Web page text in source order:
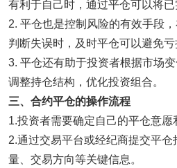
有利于自己时，通过平仓可以将已
2. 平仓也是控制风险的有效手段
判断失误时，及时平仓可以避免亏
3. 平仓还有助于投资者根据市场
调整持仓结构，优化投资组合。
三、合约平仓的操作流程
1.投资者需要确定自己的平仓意愿
2.通过交易平台或经纪商提交平
量、交易方向等关键信息。